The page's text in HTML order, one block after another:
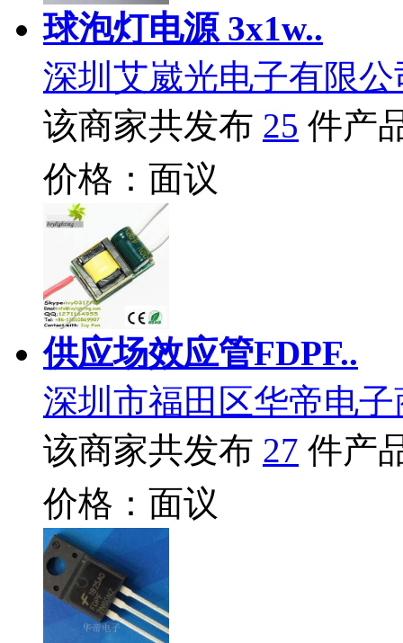
球泡灯电源 3x1w..
深圳艾崴光电子有限公
该商家共发布 25 件产
价格：面议
供应场效应管FDPF..
深圳市福田区华帝电子
该商家共发布 27 件产
价格：面议